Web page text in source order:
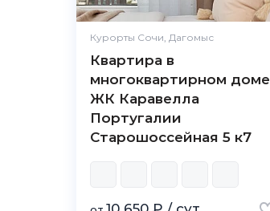
Курорты Сочи, Дагомыс
Квартира в
многоквартирном доме
ЖК Каравелла
Португалии
Старошоссейная 5 к7